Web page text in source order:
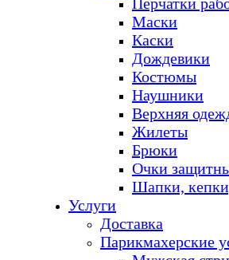
Маски
Каски
Дождевики
Костюмы
Наушники
Верхняя
Жилеты
Брюки
Очки
Шапки,
Услуги
Доставка
Парикмахерские